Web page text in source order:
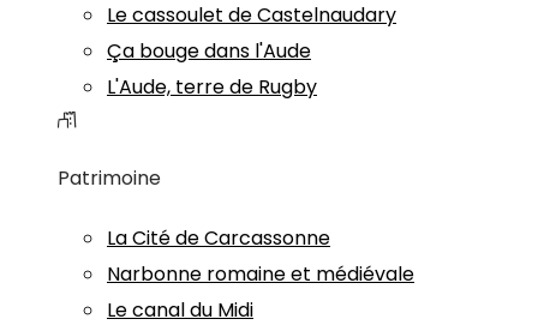
Le cassoulet de Castelnaudary
Ça bouge dans l'Aude
L'Aude, terre de Rugby
Patrimoine
La Cité de Carcassonne
Narbonne romaine et médiévale
Le canal du Midi